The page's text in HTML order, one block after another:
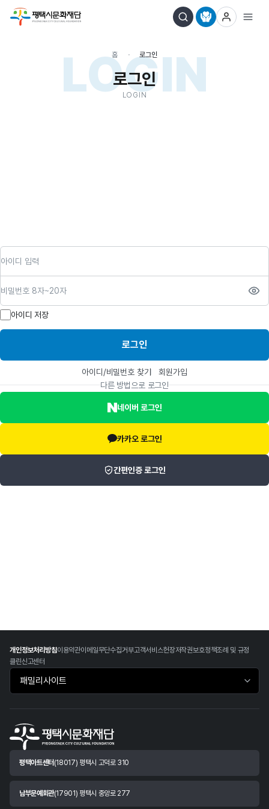
LOGIN
홈 로그인
로그인
LOGIN
아이디 저장
로그인
아이디/비밀번호 찾기
회원가입
다른 방법으로 로그인
네이버 로그인
카카오 로그인
간편인증 로그인
개인정보처리방침이용약관이메일무단수집거부고객서비스헌장저작권보호정책조례 및 규정
클린신고센터
패밀리사이트 바로가기
평택아트센터 (18017) 평택시 고덕로 310
남부문예회관(17901) 평택시 중앙로 277